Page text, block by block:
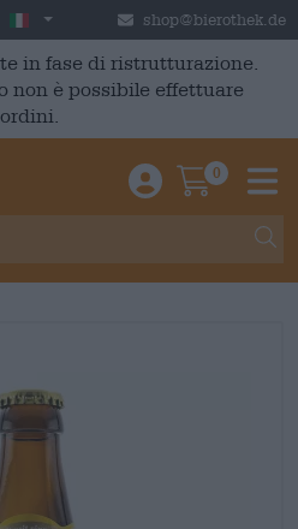
Italia shop@bierothek.de
in fase di ristrutturazione.
non è possibile effettuare
ordini.
Einloggen /
0